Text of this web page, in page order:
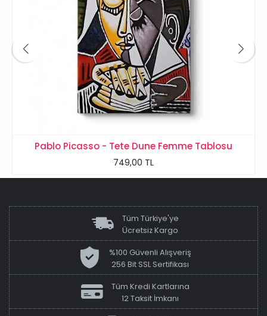
Pablo Picasso - Tete Dune Femme Tablosu
749,00 TL
Tüm Türkiye'ye
Ücretsiz Kargo
%100 Güvenli Alışveriş
256 Bit SSL Sertifikası
Tüm Kredi Kartlarına
12 Taksit İmkanı